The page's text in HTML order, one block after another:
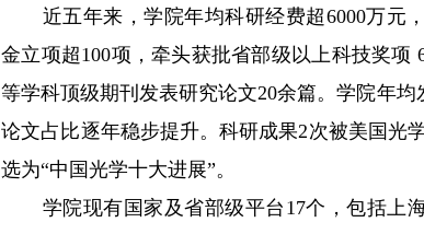
近五年来，学院年均科研经费超6000万元
金立项超100项，牵头获批省部级以上科技奖项
等学科顶级期刊发表研究论文20余篇。学院年均
论文占比逐年稳步提升。科研成果2次被美国光
选为“中国光学十大进展”。
学院现有国家及省部级平台 17个，包括上